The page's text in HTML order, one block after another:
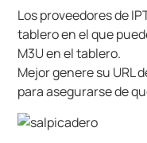
Los proveedores de
tablero en el que
M3U en el tablero.
Mejor genere su URL
para asegurarse de